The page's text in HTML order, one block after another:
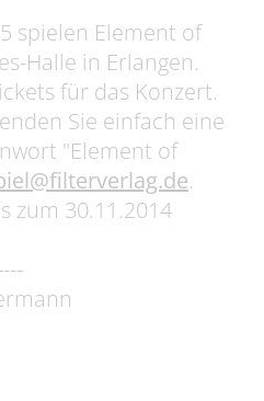
spielen Element of
Halle in Erlangen.
für das Konzert.
Sie einfach eine
"Element of
.
zum 30.11.2014